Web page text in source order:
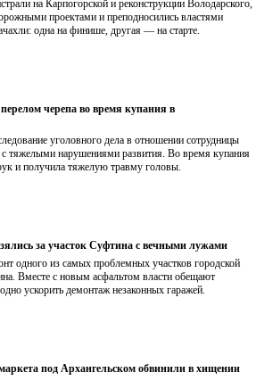
на Карпогорской и реконструкции Володарского,
проектами и преподносились властями
одна на финише, другая — на старте.
черепа во время купания в
уголовного дела в отношении сотрудницы
с тяжелыми нарушениями развития. Во время купания
и получила тяжелую травму головы.
за участок Суфтина с вечными лужами
одного из самых проблемных участков городской
Вместе с новым асфальтом власти обещают
ускорить демонтаж незаконных гаражей.
под Архангельском обвинили в хищении